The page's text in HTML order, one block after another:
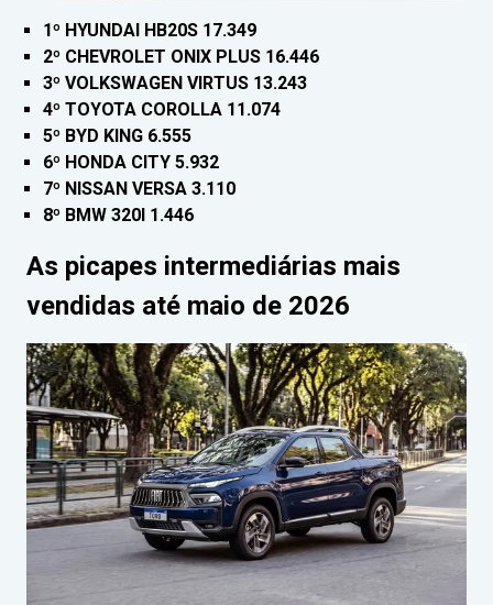
1º HYUNDAI HB20S 17.349
2º CHEVROLET ONIX PLUS 16.446
3º VOLKSWAGEN VIRTUS 13.243
4º TOYOTA COROLLA 11.074
5º BYD KING 6.555
6º HONDA CITY 5.932
7º NISSAN VERSA 3.110
8º BMW 320I 1.446
As picapes intermediárias mais
vendidas até maio de 2026